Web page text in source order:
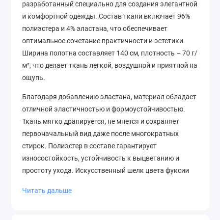
разработанный специально для создания элегантной
и комфортной одежды. Состав ткани включает 96%
полиэстера и 4% эластана, что обеспечивает
оптимальное сочетание практичности и эстетики.
Ширина полотна составляет 140 см, плотность – 70 г/
м², что делает ткань легкой, воздушной и приятной на
ощупь.
Благодаря добавлению эластана, материал обладает
отличной эластичностью и формоустойчивостью.
Ткань мягко драпируется, не мнется и сохраняет
первоначальный вид даже после многократных
стирок. Полиэстер в составе гарантирует
износостойкость, устойчивость к выцветанию и
простоту ухода. Искусственный шелк цвета фуксии
имитирует натуральный шелк, но при этом
Читать дальше